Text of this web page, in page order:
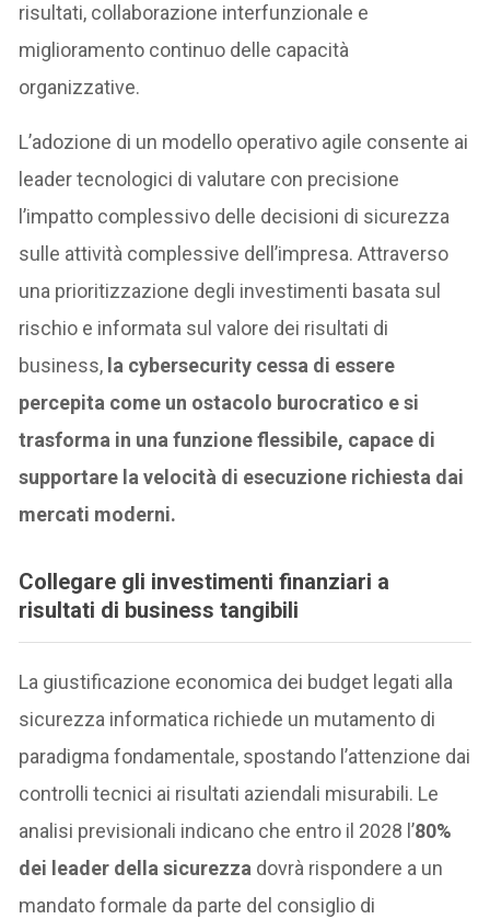
risultati, collaborazione interfunzionale e
miglioramento continuo delle capacità
organizzative.
L’adozione di un modello operativo agile consente ai
leader tecnologici di valutare con precisione
l’impatto complessivo delle decisioni di sicurezza
sulle attività complessive dell’impresa. Attraverso
una prioritizzazione degli investimenti basata sul
rischio e informata sul valore dei risultati di
business, la cybersecurity cessa di essere
percepita come un ostacolo burocratico e si
trasforma in una funzione flessibile, capace di
supportare la velocità di esecuzione richiesta dai
mercati moderni.
Collegare gli investimenti finanziari a
risultati di business tangibili
La giustificazione economica dei budget legati alla
sicurezza informatica richiede un mutamento di
paradigma fondamentale, spostando l’attenzione dai
controlli tecnici ai risultati aziendali misurabili. Le
analisi previsionali indicano che entro il 2028 l’80%
dei leader della sicurezza dovrà rispondere a un
mandato formale da parte del consiglio di